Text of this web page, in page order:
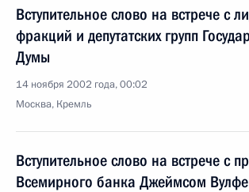
Вступительное слово на встрече с
фракций и депутатских групп
Думы
14 ноября 2002 года, 00:02
Москва, Кремль
Вступительное слово на встрече с
Всемирного банка Джеймсом